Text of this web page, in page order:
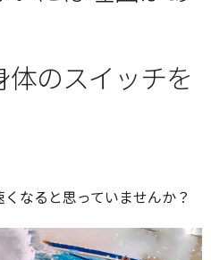
体のスイッチを
なると思っていませんか？